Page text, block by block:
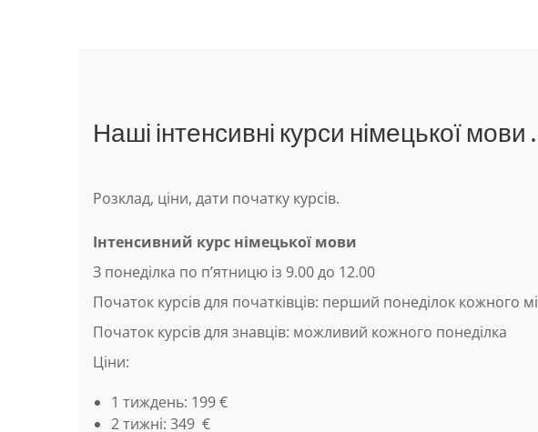
Наші інтенсивні курси німецької
Розклад, ціни, дати початку курсів.
Інтенсивний курс німецької мови
З понеділка по п’ятницю із 9.00 до 12.00
Початок курсів для початківців: перший понеділок кожного
Початок курсів для знавців: можливий кожного понеділка
Ціни:
1 тиждень: 199 €
2 тижні: 349 €